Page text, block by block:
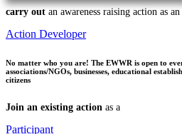
carry out an awareness raising action as an
Action Developer
No matter who you are! The EWWR is open to
associations/NGOs, businesses, educational
citizens
Join an existing action as a
Participant